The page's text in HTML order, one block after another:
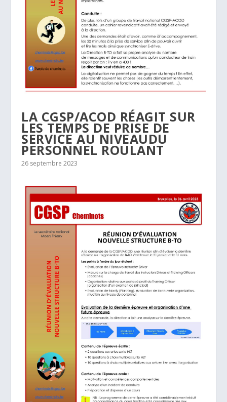
LA CGSP/ACOD RÉAGIT SUR
LES TEMPS DE PRISE DE
SERVICE AU NIVEAUDU
PERSONNEL ROULANT
26 septembre 2023